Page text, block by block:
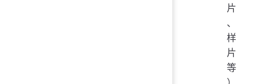
片
、
样
片
等